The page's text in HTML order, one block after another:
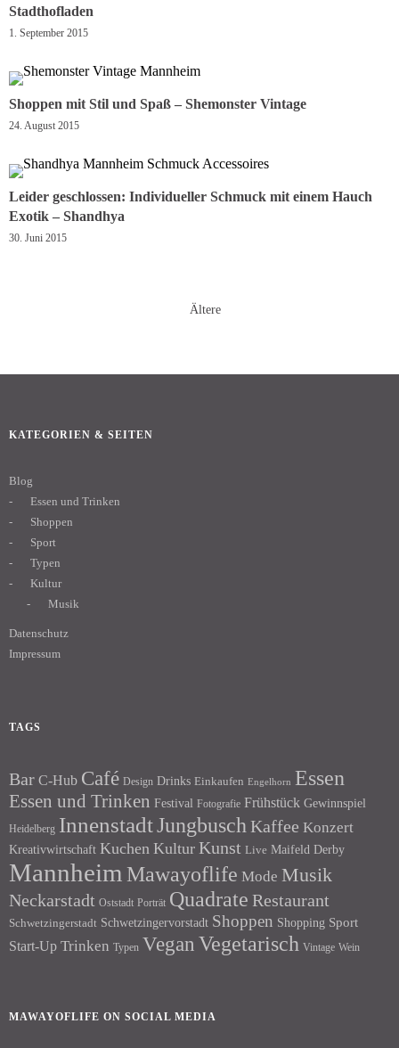
Stadthofladen
1. September 2015
Shoppen mit Stil und Spaß – Shemonster Vintage
24. August 2015
Leider geschlossen: Individueller Schmuck mit einem Hauch
Exotik – Shandhya
30. Juni 2015
Ältere
KATEGORIEN & SEITEN
Blog
Essen und Trinken
Shoppen
Sport
Typen
Kultur
Musik
Datenschutz
Impressum
TAGS
Bar C-Hub Café Design Drinks Einkaufen Engelhorn Essen
Essen und Trinken Festival Fotografie Frühstück Gewinnspiel
Heidelberg InnenstadtJungbusch Kaffee Konzert
Kreativwirtschaft Kuchen Kultur Kunst Live Maifeld Derby
Mannheim Mawayoflife Mode Musik
Neckarstadt Oststadt Porträt Quadrate Restaurant
Schwetzingerstadt Schwetzingervorstadt Shoppen Shopping Sport
Start-Up Trinken Typen Vegan Vegetarisch Vintage Wein
MAWAYOFLIFE ON SOCIAL MEDIA